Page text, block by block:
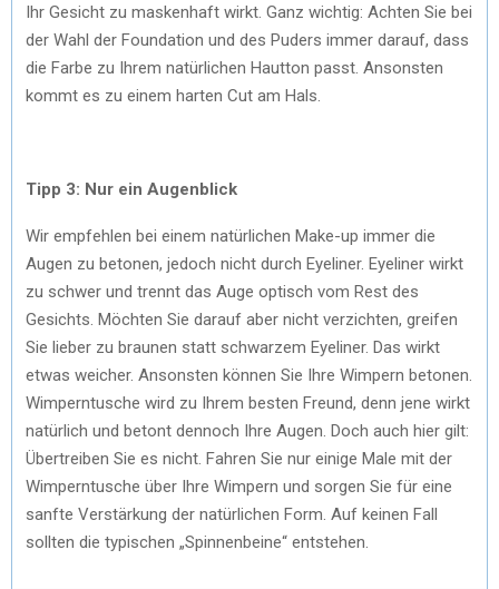
Ihr Gesicht zu maskenhaft wirkt. Ganz wichtig: Achten Sie bei
der Wahl der Foundation und des Puders immer darauf, dass
die Farbe zu Ihrem natürlichen Hautton passt. Ansonsten
kommt es zu einem harten Cut am Hals.
Tipp 3: Nur ein Augenblick
Wir empfehlen bei einem natürlichen Make-up immer die
Augen zu betonen, jedoch nicht durch Eyeliner. Eyeliner wirkt
zu schwer und trennt das Auge optisch vom Rest des
Gesichts. Möchten Sie darauf aber nicht verzichten, greifen
Sie lieber zu braunen statt schwarzem Eyeliner. Das wirkt
etwas weicher. Ansonsten können Sie Ihre Wimpern betonen.
Wimperntusche wird zu Ihrem besten Freund, denn jene wirkt
natürlich und betont dennoch Ihre Augen. Doch auch hier gilt:
Übertreiben Sie es nicht. Fahren Sie nur einige Male mit der
Wimperntusche über Ihre Wimpern und sorgen Sie für eine
sanfte Verstärkung der natürlichen Form. Auf keinen Fall
sollten die typischen „Spinnenbeine“ entstehen.